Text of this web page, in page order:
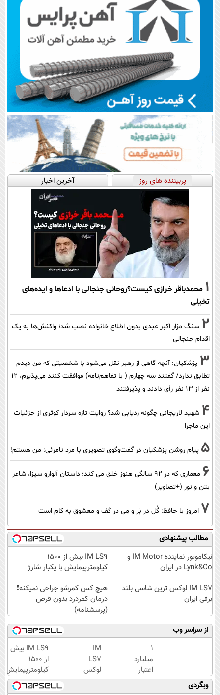
پربیننده های روز آخرین اخبار
1 محمدباقر خرازی کیست؟روحانی جنجالی با ادعاها و ایده‌های
تخیلی
2 سنگ مزار اکبر عبدی بدون اطلاع خانواده نصب شد؛ واکنش‌ها به یک
اقدام جنجالی
3 پزشکیان‌: آنچه گاهی از رهبر نقل می‌شود با شخصیتی که من دیدم
تطابق ندارد/ گفتند سه چهارم ( با تفاهم‌نامه) موافقت کنند می‌پذیرم، 12
نفر از 13 نفر رأی دادند و پذیرفتند
4 شهید لاریجانی چگونه ردیابی شد؟ روایت تازه سردار کوثری از جزئیات
این ماجرا
5 پیام روشن پزشکیان در گفت‌و‌گوی تصویری با مرد نامرئی: من هستم!
6
معماری که در 92 سالگی هنوز خلق می کند؛ داستان آلوارو سیزا، شاعر
بتن و نور (+تصاویر)
7 امروز با حافظ: گُل در بَر و مِی در کَف و معشوق به کام است
مطالب پیشنهادی
نیکاموتور نماینده IM Motor و
Lynk&Co در ایران
IM LS9 بیش از 1500
کیلومترپیمایش با یکبار شارژ
IM LS7 لوکس ترین شاسی بلند
برقی ایران
هیچ کس کمرشو جراحی نمیکنه❗
درمان کمردرد بدون قرص
(پرسشنامه)
از سراسر وب
۱
میلیارد
اعتبار
خرید
طلا |
IM
LS7
لوکس
ترین
شاسی
IM LS9 بیش
از 1500
کیلومترپیمایش
با یکبار شارژ
وبگردی